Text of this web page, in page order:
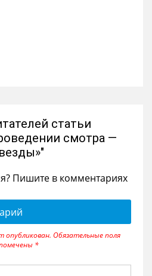
статьи
смотра —
Пишите в комментариях
опубликован. Обязательные поля
*